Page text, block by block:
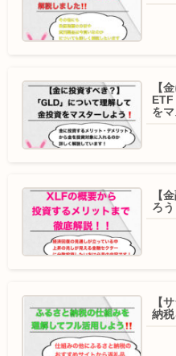
【
をマ
【
ろう
【
納税